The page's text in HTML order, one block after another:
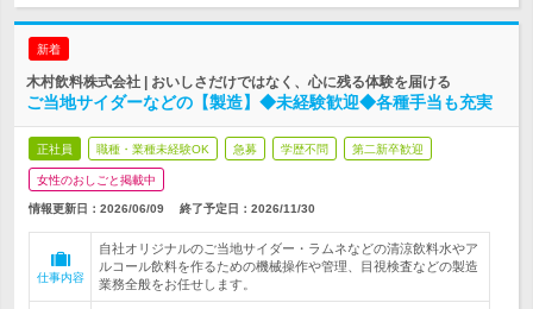
新着
木村飲料株式会社 | おいしさだけではなく、心に残る体験を届ける
ご当地サイダーなどの【製造】◆未経験歓迎◆各種手当も充実
正社員 職種・業種未経験OK 急募 学歴不問 第二新卒歓迎
女性のおしごと掲載中
情報更新日：2026/06/09 終了予定日： 2026/11/30
仕事内容
自社オリジナルのご当地サイダー・ラムネなどの清涼飲料水やア
ルコール飲料を作るための機械操作や管理、目視検査などの製造
業務全般をお任せします。